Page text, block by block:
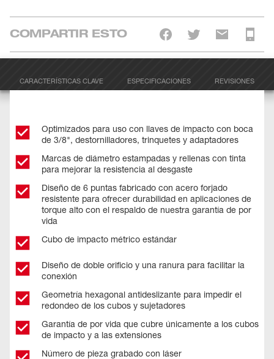
COMPARTIR ESTO
CARACTERÍSTICAS CLAVE ESPECIFICACIONES REVISIONES
Optimizados para uso con llaves de impacto con boca
de 3/8", destornilladores, trinquetes y adaptadores
Marcas de diámetro estampadas y rellenas con tinta
para mejorar la resistencia al desgaste
Diseño de 6 puntas fabricado con acero forjado
resistente para ofrecer durabilidad en aplicaciones de
torque alto con el respaldo de nuestra garantía de por
vida
Cubo de impacto métrico estándar
Diseño de doble orificio y una ranura para facilitar la
conexión
Geometría hexagonal antideslizante para impedir el
redondeo de los cubos y sujetadores
Garantía de por vida que cubre únicamente a los cubos
de impacto y a las extensiones
Número de pieza grabado con láser